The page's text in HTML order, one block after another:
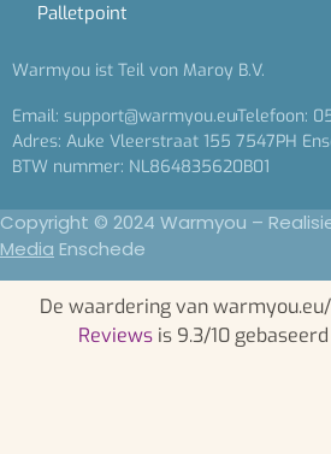
Palletpoint
Warmyou ist Teil von Maroy B.V.
Email: support@warmyou.euTelefoon:
Adres: Auke Vleerstraat 155 7547PH
BTW nummer: NL864835620B01
Copyright © 2024 Warmyou –
Media Enschede
De waardering van
Reviews is 9.3/10